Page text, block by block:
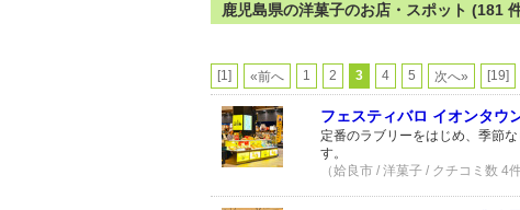
鹿児島県の洋菓子のお店・スポット (181
[1] «前へ 1 2 3 4 5 次へ» [19]
フェスティバロ イオンタウ
定番のラブリーをはじめ、季節
す。
（姶良市 / 洋菓子 / クチコミ数 4件